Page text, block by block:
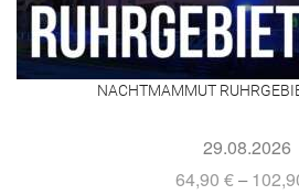
NACHTMAMMUT
29.08.2026
64,90 € –